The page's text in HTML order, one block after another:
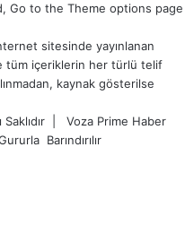
Go to the Theme options page
sitesinde yayınlanan
tüm içeriklerin her türlü telif
kaynak gösterilse
Saklıdır | Voza Prime Haber
Barındırılır